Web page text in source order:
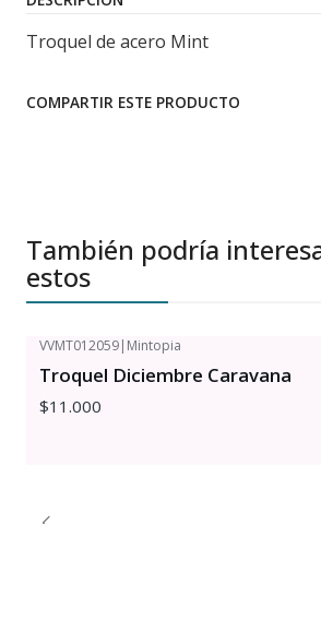
Troquel de acero Mint
COMPARTIR ESTE PRODUCTO
También podría
estos
VVMT012059| Mintopia
Troquel Diciembre Caravana
$11.000